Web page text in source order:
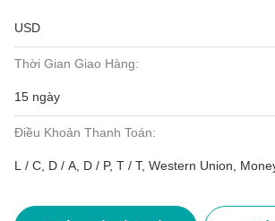
USD
Thời Gian Giao Hàng:
15 ngày
Điều Khoản Thanh Toán:
L / C, D / A, D / P, T / T, Western Union,